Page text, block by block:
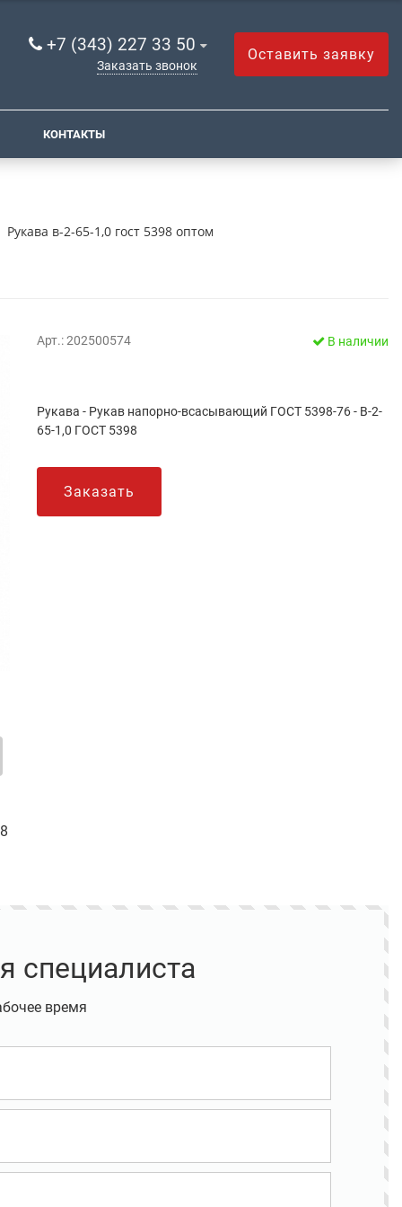
+7 (343) 227 33 50
Заказать звонок
Оставить заявку
КОНТАКТЫ
Рукава в-2-65-1,0 гост 5398 оптом
Арт.: 202500574 В наличии
Рукава - Рукав напорно-всасывающий ГОСТ 5398-76 - В-2-
65-1,0 ГОСТ 5398
Заказать
специалиста
время